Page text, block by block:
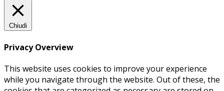
Chiudi
Privacy Overview
This website uses cookies to improve your experience
while you navigate through the website. Out of these, the